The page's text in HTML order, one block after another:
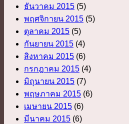
ธันวาคม 2015 (5)
พฤศจิกายน 2015 (5)
ตุลาคม 2015 (5)
กันยายน 2015 (4)
สิงหาคม 2015 (6)
กรกฎาคม 2015 (4)
มิถุนายน 2015 (7)
พฤษภาคม 2015 (6)
เมษายน 2015 (6)
มีนาคม 2015 (6)